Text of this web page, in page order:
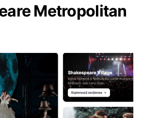
Metropolitan